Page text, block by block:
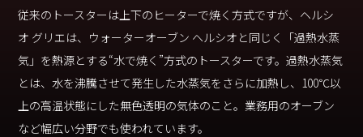
従来のトースターは上下のヒーターで焼く方式ですが、ヘルシ
オ グリエは、ウォーターオーブン ヘルシオと同じく「過熱水蒸
気」を熱源とする“水で焼く”方式のトースターです。過熱水蒸気
とは、水を沸騰させて発生した水蒸気をさらに加熱し、100℃以
上の高温状態にした無色透明の気体のこと。業務用のオーブン
など幅広い分野でも使われています。